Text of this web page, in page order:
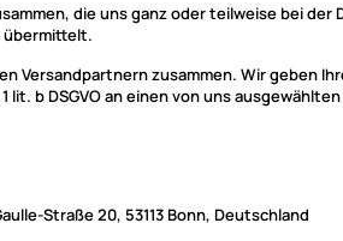
die uns ganz oder teilweise bei
übermittelt.
zusammen. Wir geben
b DSGVO an einen von uns
Straße 20, 53113 Bonn, Deutschland